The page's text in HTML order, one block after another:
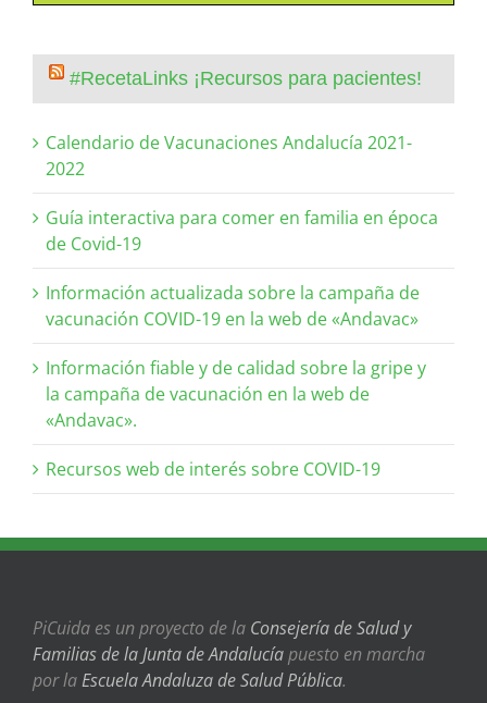
#RecetaLinks ¡Recursos para pacientes!
Calendario de Vacunaciones Andalucía 2021-
2022
Guía interactiva para comer en familia en época
de Covid-19
Información actualizada sobre la campaña de
vacunación COVID-19 en la web de «Andavac»
Información fiable y de calidad sobre la gripe y
la campaña de vacunación en la web de
«Andavac».
Recursos web de interés sobre COVID-19
PiCuida es un proyecto de la Consejería de Salud y
Familias de la Junta de Andalucíapuesto en marcha
por laEscuela Andaluza de Salud Pública.